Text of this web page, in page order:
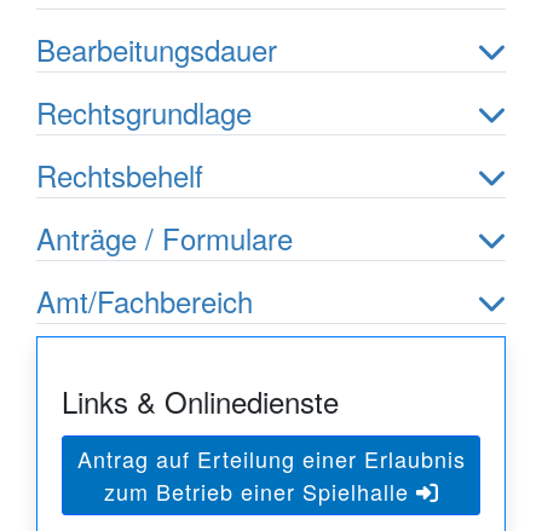
Bearbeitungsdauer
Rechtsgrundlage
Rechtsbehelf
Anträge / Formulare
Amt/Fachbereich
Links & Onlinedienste
Antrag auf Erteilung einer Erlaubnis
zum Betrieb einer Spielhalle